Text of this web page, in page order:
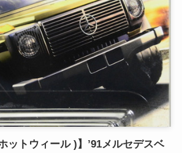
ットウィール )】’91メルセデスベ